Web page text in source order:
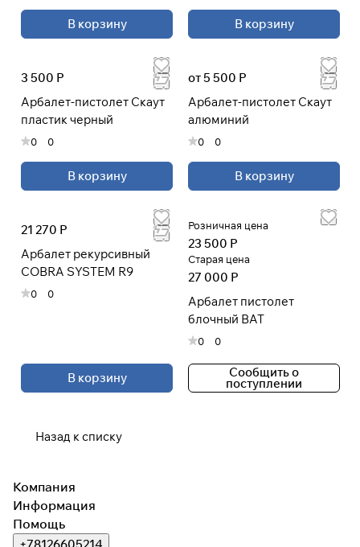
В корзину В корзину
3 500 Р
Арбалет-пистолет Скаут
пластик черный
0 0
В корзину
от 5 500 Р
Арбалет-пистолет Скаут
алюминий
0 0
В корзину
21 270 Р
Арбалет рекурсивный
COBRA SYSTEM R9
0 0
В корзину
Розничная цена
23 500 Р
Старая цена
27 000 Р
Арбалет пистолет
блочный BAT
0 0
Сообщить о
поступлении
Назад к списку
Компания
Информация
Помощь